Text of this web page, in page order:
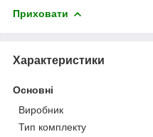
Приховати
Характеристики
Основні
Виробник
Тип комплекту